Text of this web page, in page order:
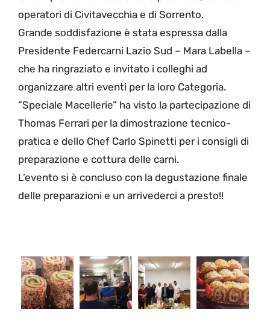
operatori di Civitavecchia e di Sorrento.
Grande soddisfazione è stata espressa dalla
Presidente Federcarni Lazio Sud – Mara Labella –
che ha ringraziato e invitato i colleghi ad
organizzare altri eventi per la loro Categoria.
“Speciale Macellerie” ha visto la partecipazione di
Thomas Ferrari per la dimostrazione tecnico-
pratica e dello Chef Carlo Spinetti per i consigli di
preparazione e cottura delle carni.
L’evento si è concluso con la degustazione finale
delle preparazioni e un arrivederci a presto!!